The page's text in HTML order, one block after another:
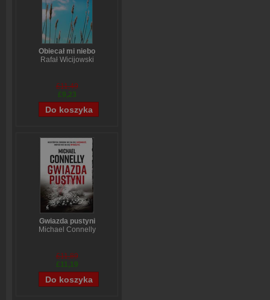
Obiecał mi niebo
Rafał Wicijowski
£11,49
£9,23
Gwiazda pustyni
Michael Connelly
£11,89
£11,19